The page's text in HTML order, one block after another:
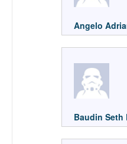
Angelo
Baudin Seth